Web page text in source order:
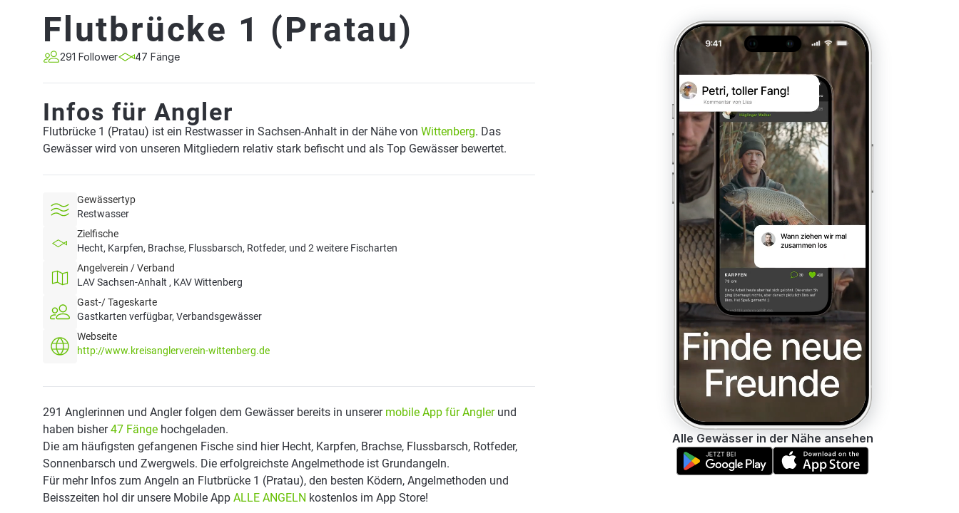
Flutbrücke 1 (Pratau)
291 Follower 47 Fänge
Infos für Angler
Flutbrücke 1 (Pratau) ist ein Restwasser in Sachsen-Anhalt in der Nähe von Wittenberg. Das
Gewässer wird von unseren Mitgliedern relativ stark befischt und als Top Gewässer bewertet.
Gewässertyp
Restwasser
Zielfische
Hecht, Karpfen, Brachse, Flussbarsch, Rotfeder, und 2 weitere Fischarten
Angelverein / Verband
LAV Sachsen-Anhalt , KAV Wittenberg
Gast-/ Tageskarte
Gastkarten verfügbar, Verbandsgewässer
Webseite
http://www.kreisanglerverein-wittenberg.de
291 Anglerinnen und Angler folgen dem Gewässer bereits in unserer mobile App für Anglerund
haben bisher47 Fänge hochgeladen.
Die am häufigsten gefangenen Fische sind hier Hecht, Karpfen, Brachse, Flussbarsch, Rotfeder,
Sonnenbarsch und Zwergwels. Die erfolgreichste Angelmethode ist Grundangeln.
Für mehr Infos zum Angeln an Flutbrücke 1 (Pratau), den besten Ködern, Angelmethoden und
Beisszeiten hol dir unsere Mobile App ALLE ANGELN kostenlos im App Store!
Alle Gewässer in der Nähe ansehen